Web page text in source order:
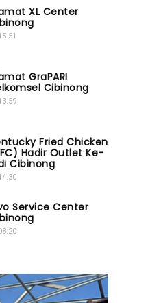
XL Center
GraPARI
Cibinong
Fried Chicken
Hadir Outlet Ke-
Cibinong
Service Center